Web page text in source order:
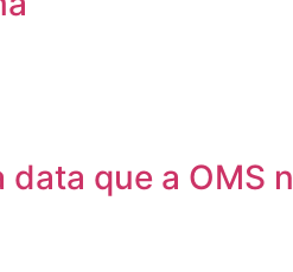
data que a OMS